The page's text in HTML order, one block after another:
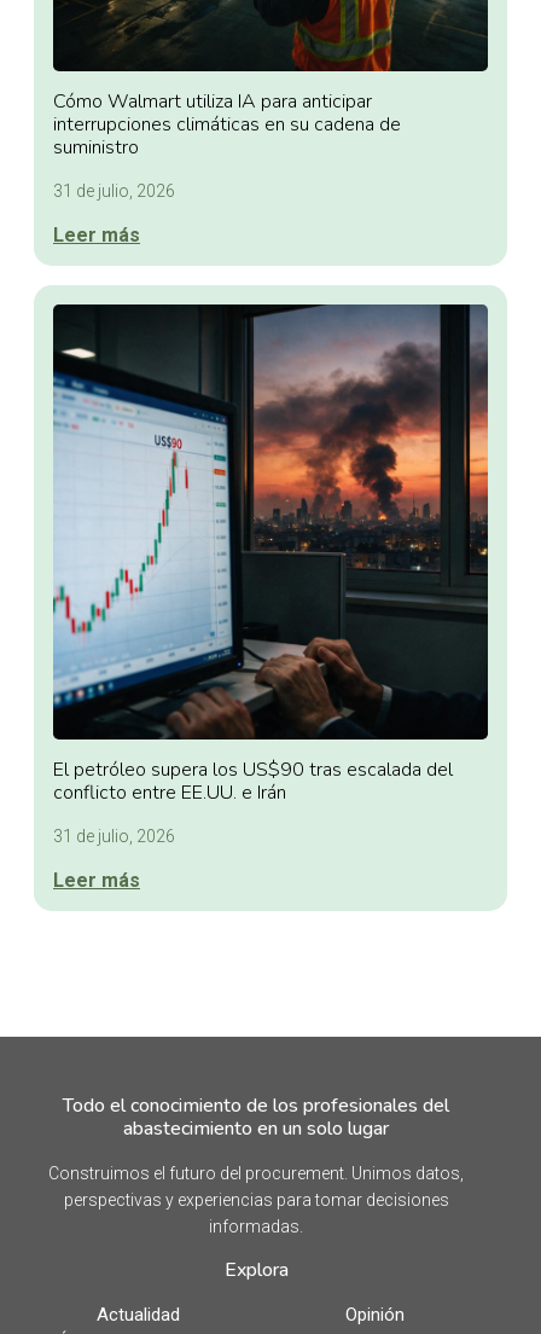
Cómo Walmart utiliza IA para anticipar
interrupciones climáticas en su cadena de
suministro
31 de julio, 2026
Leer más
El petróleo supera los US$90 tras escalada del
conflicto entre EE.UU. e Irán
31 de julio, 2026
Leer más
Todo el conocimiento de los profesionales del
abastecimiento en un solo lugar
Construimos el futuro del procurement. Unimos datos,
perspectivas y experiencias para tomar decisiones
informadas.
Explora
Actualidad
Opinión